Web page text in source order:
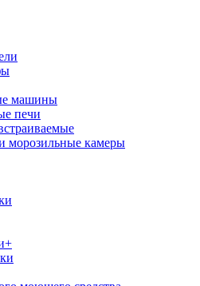
машины
печи
морозильные камеры
+